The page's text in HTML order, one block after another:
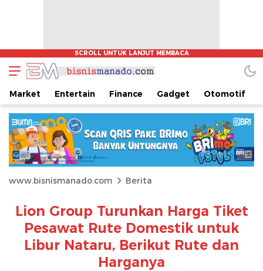
Market Entertain Finance Gadget Otomotif
www.bisnismanado.com Berita
Lion Group Turunkan Harga Tiket
Pesawat Rute Domestik untuk
Libur Nataru, Berikut Rute dan
Harganya